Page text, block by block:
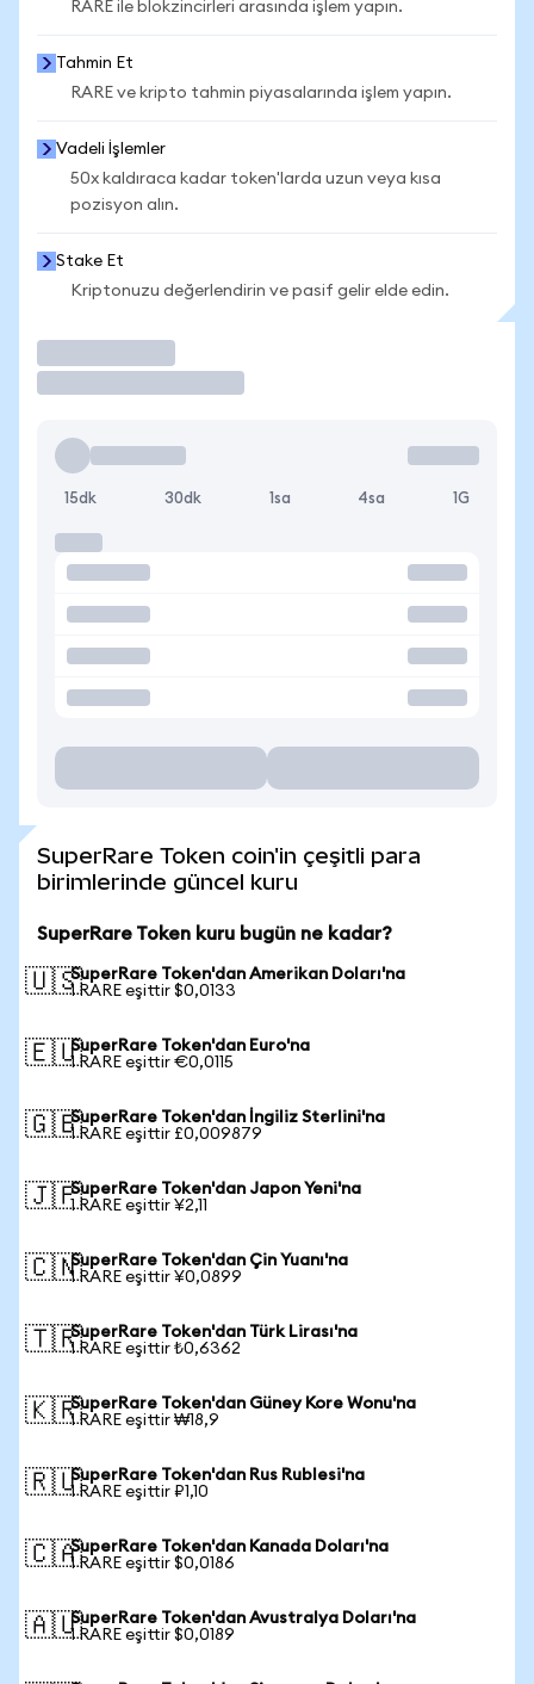
RARE ile blokzincirleri arasında işlem yapın.
Tahmin Et
RARE ve kripto tahmin piyasalarında işlem yapın.
Vadeli İşlemler
50x kaldıraca kadar token'larda uzun veya kısa
pozisyon alın.
Stake Et
Kriptonuzu değerlendirin ve pasif gelir elde edin.
15dk 30dk 1sa 4sa 1G
SuperRare Token coin'in çeşitli para
birimlerinde güncel kuru
SuperRare Token kuru bugün ne kadar?
🇺🇸SuperRare Token'dan Amerikan Doları'na
1 RARE eşittir $0,0133
🇪🇺SuperRare Token'dan Euro'na
1 RARE eşittir €0,0115
🇬🇧SuperRare Token'dan İngiliz Sterlini'na
1 RARE eşittir £0,009879
🇯🇵SuperRare Token'dan Japon Yeni'na
1 RARE eşittir ¥2,11
🇨🇳SuperRare Token'dan Çin Yuanı'na
1 RARE eşittir ¥0,0899
🇹🇷SuperRare Token'dan Türk Lirası'na
1 RARE eşittir ₺0,6362
🇰🇷SuperRare Token'dan Güney Kore Wonu'na
1 RARE eşittir ₩18,9
🇷🇺SuperRare Token'dan Rus Rublesi'na
1 RARE eşittir ₽1,10
🇨🇦SuperRare Token'dan Kanada Doları'na
1 RARE eşittir $0,0186
🇦🇺SuperRare Token'dan Avustralya Doları'na
1 RARE eşittir $0,0189